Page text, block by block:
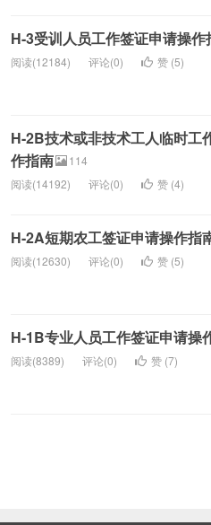
H-3受训人员工作签证申请操作
阅读(12184)
评论(0) 赞 (5)
H-2B技术或非技术工人临时工
作指南
114
阅读(14192)
评论(0) 赞 (4)
H-2A短期农工签证申请操作指
阅读(12630)
评论(0) 赞 (5)
H-1B专业人员工作签证申请操
阅读(8389)
评论(0) 赞 (7)